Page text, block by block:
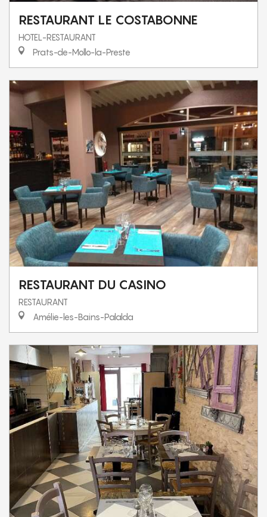
RESTAURANT LE COSTABONNE
HOTEL-RESTAURANT
Prats-de-Mollo-la-Preste
RESTAURANT DU CASINO
RESTAURANT
Amélie-les-Bains-Palalda